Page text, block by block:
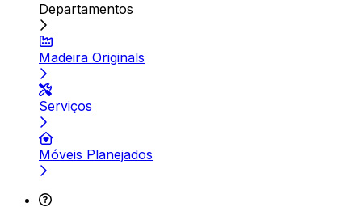
Departamentos
Madeira Originals
Serviços
Móveis Planejados